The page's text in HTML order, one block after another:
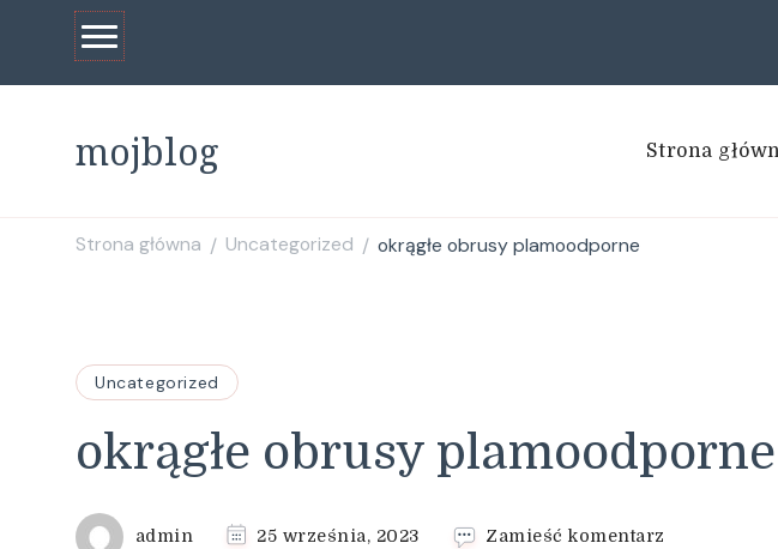
mojblog Strona
Strona główna / Uncategorized / okrągłe obrusy plamoodporne
Uncategorized
okrągłe obrusy plamoodporne
admin 25 września, 2023 Zamieść komentarz